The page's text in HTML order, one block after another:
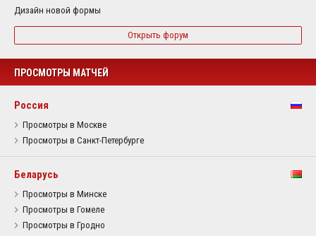
Дизайн новой формы
Открыть форум
ПРОСМОТРЫ МАТЧЕЙ
Россия
Просмотры в Москве
Просмотры в Санкт-Петербурге
Беларусь
Просмотры в Минске
Просмотры в Гомеле
Просмотры в Гродно